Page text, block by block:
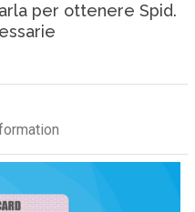
per ottenere Spid.